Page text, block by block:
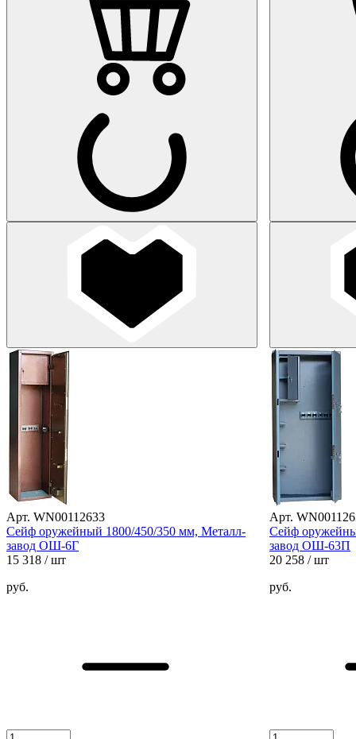
Арт. WN00112633
Сейф оружейный 1800/450/350 мм, Металл-
завод ОШ-6Г
15 318 / шт
руб.
Арт.
Сейф
завод ОШ-63П
20 258 / шт
руб.